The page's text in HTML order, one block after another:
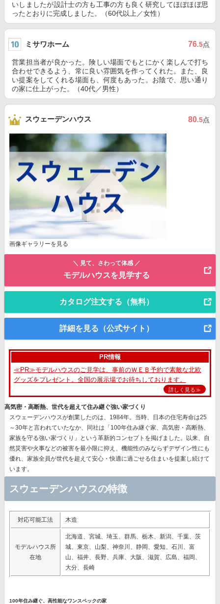
いしましたが設計士の方も工事の方も良く研究してほぼほぼ思
ったとおりに完成しました。（60代以上／女性）
ミサワホーム 76.5点
営業担当者が良かった。険しい場面でもとにかく楽しんで打ち
合わせできるよう、常に良い雰囲気を作ってくれた。また、良
い提案をしてくれる場面も、何度もあった。お陰で、思い通り
の家に仕上がった。（40代／男性）
スウェーデンハウス 80.5点
画像ギャラリーを見る
＼ 見て、さわって体感 ／
モデルハウスを見学する
カタログ注文する（無料）
詳細を見る（公式サイト）
PR情報
≪PR≫モデルハウスのご見学は、事前のＷＥＢ予約で素敵な北欧
グッズをプレゼント。全国の展示場でお待ちしております。
詳しく見る≫
高気密・高断熱、世代を超えて住み継ぐ強い家づくり
スウェーデンハウスが創業したのは、1984年。当時、日本の住宅寿命は25
～30年と言われていたなか、同社は 「100年住み継ぐ家、高気密・高断熱、
家族を守る強い家づくり」
という革新的コンセプトを掲げました。以来、自
然災害や火事などの被害を最小限に抑え、機能性のみならずデザイン性にも
優れ、 家族全員が世代を超えて安心・快適に過ごせる住まいを提案 し続けて
います。
スウェーデンハウスの特徴
対応可能工法 木造
モデルハウス所
在地
北海道、宮城、埼玉、群馬、栃木、新潟、千葉、茨
城、東京、山梨、神奈川、静岡、愛知、石川、富
山、福井、長野、兵庫、大阪、滋賀、広島、福岡、
大分、長崎
100年住み継ぐ、高性能なワンスペックの家